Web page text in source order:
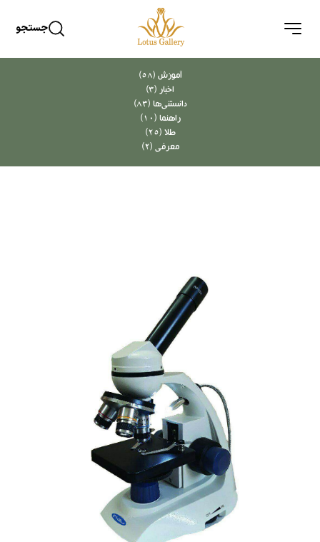
جستجو
آموزش (58)
اخبار (3)
دانستنی‌ها (83)
راهنما (10)
طلا (25)
معرفی (2)